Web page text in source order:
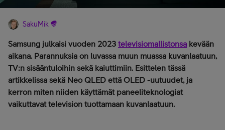
SakuMik
Samsung julkaisi vuoden 2023 televisiomallistonsa kevään
aikana. Parannuksia on luvassa muun muassa kuvanlaatuun,
TV:n sisääntuloihin sekä kaiuttimiin. Esittelen tässä
artikkelissa sekä Neo QLED että OLED -uutuudet, ja
kerron miten niiden käyttämät paneeliteknologiat
vaikuttavat television tuottamaan kuvanlaatuun.